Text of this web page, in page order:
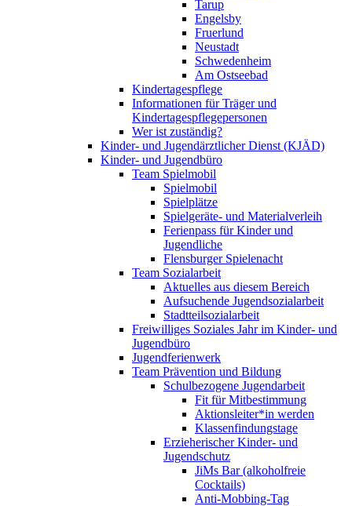
Tarup
Engelsby
Fruerlund
Neustadt
Schwedenheim
Am Ostseebad
Kindertagespflege
Informationen für Träger und
Kindertagespflegepersonen
Wer ist zuständig?
Kinder- und Jugendärztlicher Dienst (KJÄD)
Kinder- und Jugendbüro
Team Spielmobil
Spielmobil
Spielplätze
Spielgeräte- und Materialverleih
Ferienpass für Kinder und
Jugendliche
Flensburger Spielenacht
Team Sozialarbeit
Aktuelles aus diesem Bereich
Aufsuchende Jugendsozialarbeit
Stadtteilsozialarbeit
Freiwilliges Soziales Jahr im Kinder- und
Jugendbüro
Jugendferienwerk
Team Prävention und Bildung
Schulbezogene Jugendarbeit
Fit für Mitbestimmung
Aktionsleiter*in werden
Klassenfindungstage
Erzieherischer Kinder- und
Jugendschutz
JiMs Bar (alkoholfreie
Cocktails)
Anti-Mobbing-Tag